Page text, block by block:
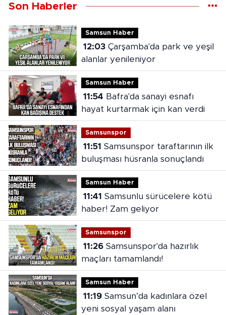
Son Haberler
Samsun Haber
12:03Çarşamba'da park ve yeşil
alanlar yenileniyor
Samsun Haber
11:54
hayat kurtarmak için kan verdi
Samsunspor
11:51
buluşması hüsranla sonuçlandı
Samsun Haber
11:41
haber! Zam geliyor
Samsunspor
11:26Samsunspor'da hazırlık
maçları tamamlandı!
Samsun Haber
11:19Samsun’da kadınlara özel
yeni sosyal yaşam alanı